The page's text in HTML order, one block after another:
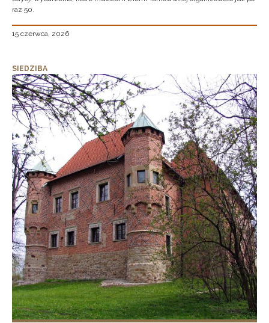
raz 50.
15 czerwca, 2026
SIEDZIBA